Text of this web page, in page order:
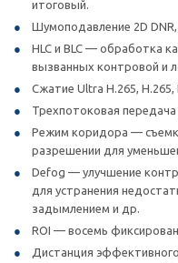
итоговый.
Шумоподавление 2D DNR,
HLC и BLC — обработка
вызванных контровой и
Сжатие Ultra H.265, H.265,
Трехпотоковая
Режим коридора —
разрешении для
Defog — улучшение
для устранения
задымлением и др.
ROI — восемь
Дистанция